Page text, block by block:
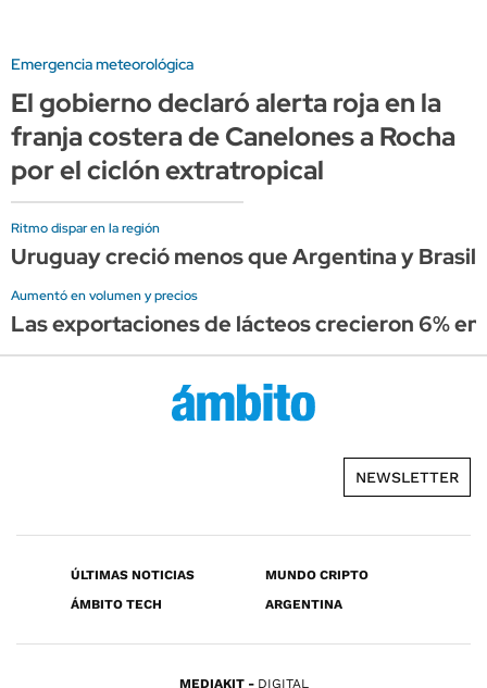
Emergencia meteorológica
El gobierno declaró alerta roja en la
franja costera de Canelones a Rocha
por el ciclón extratropical
Ritmo dispar en la región
Uruguay creció menos que Argentina y Brasil
Aumentó en volumen y precios
Las exportaciones de lácteos crecieron 6%
NEWSLETTER
ÚLTIMAS NOTICIAS
MUNDO CRIPTO
ÁMBITO TECH
ARGENTINA
MEDIAKIT DIGITAL